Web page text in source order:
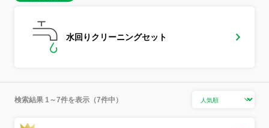
水回りクリーニングセット
検索結果 1～7件を表示（7件中）